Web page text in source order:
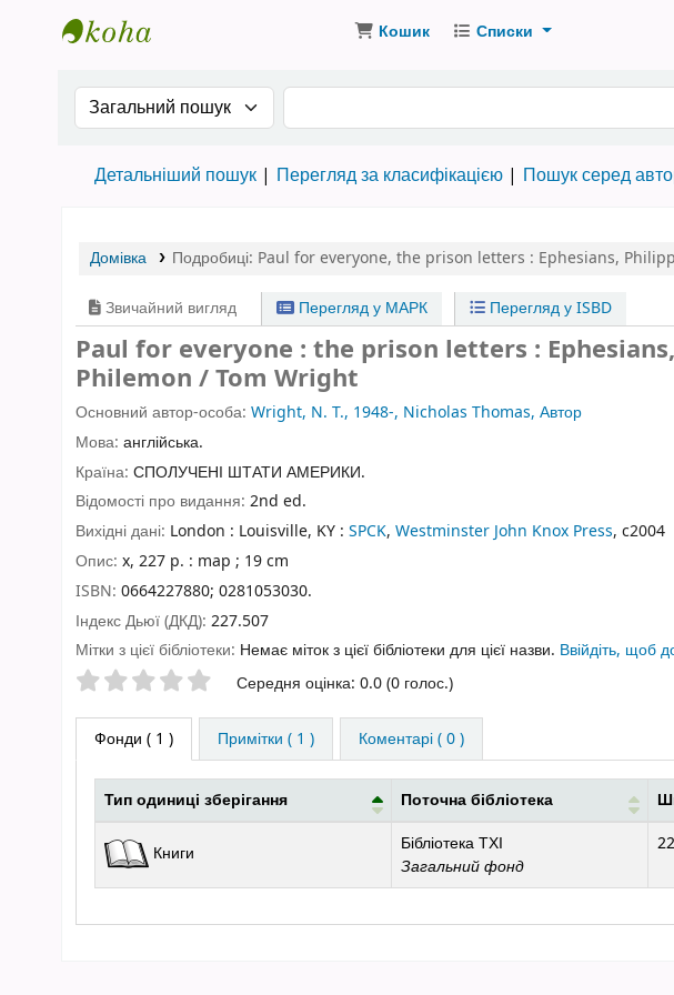
Кошик Списки
Search the catalog by:Пошук за ключовими словами
Детальніший пошук Перегляд за класифікацією Пошук серед
Домівка Подробиці: Paul for everyone, the prison letters : Ephesians,
Звичайний вигляд Перегляд у МАРК Перегляд у ISBD
Paul for everyone : the prison letters :
Philemon / Tom Wright
Основний автор-особа: Wright, N. T., 1948-, Nicholas Thomas, Автор
Мова: англійська.
Країна: СПОЛУЧЕНІ ШТАТИ АМЕРИКИ.
Відомості про видання: 2nd ed.
Вихідні дані: London : Louisville, KY : SPCK, Westminster John Knox Press, c2004
Опис: x, 227 p. : map ; 19 cm
ISBN: 0664227880; 0281053030.
Індекс Дьюї (ДКД): 227.507
Мітки з цієї бібліотеки: Немає міток з цієї бібліотеки для цієї назви. Ввійдіть, щоб
Оцінки зірочкамиСередня оцінка: 0.0 (0 голос.)
Фонди ( 1 ) Примітки ( 1 ) Коментарі ( 0 )
Фонди
Тип одиниці зберігання Поточна бібліотека
Книги Бібліотека ТХІ
Загальний фонд